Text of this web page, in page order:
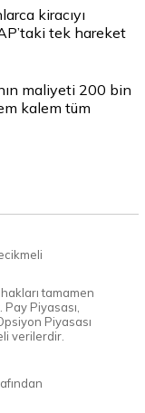
kiracıyı
tek hareket
maliyeti 200 bin
kalem tüm
tamamen
Piyasası,
Piyasası
verilerdir.